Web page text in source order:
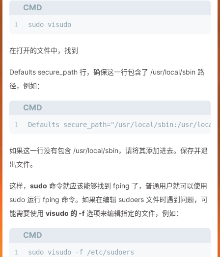
CMD
1 sudo visudo
在打开的文件中，找到
Defaults secure_path 行，确保这一行包含了 /usr/local/sbin 路
径，例如：
CMD
1 Defaults secure_path="/usr/local/sbin:/usr/
如果这一行没有包含 /usr/local/sbin，请将其添加进去。保存并退
出文件。
这样， sudo 命令就应该能够找到 fping 了，普通用户就可以使用
sudo 运行 fping 命令。如果在编辑 sudoers 文件时遇到问题，可
能需要使用 visudo 的 -f 选项来编辑指定的文件，例如：
CMD
1 sudo visudo -f /etc/sudoers